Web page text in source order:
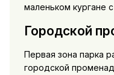
маленьком кургане
Городской
Первая зона парка
городской